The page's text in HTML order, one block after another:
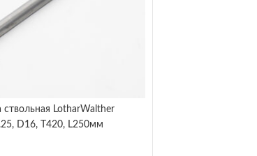
ствольная LotharWalther
D16, Т420, L250мм